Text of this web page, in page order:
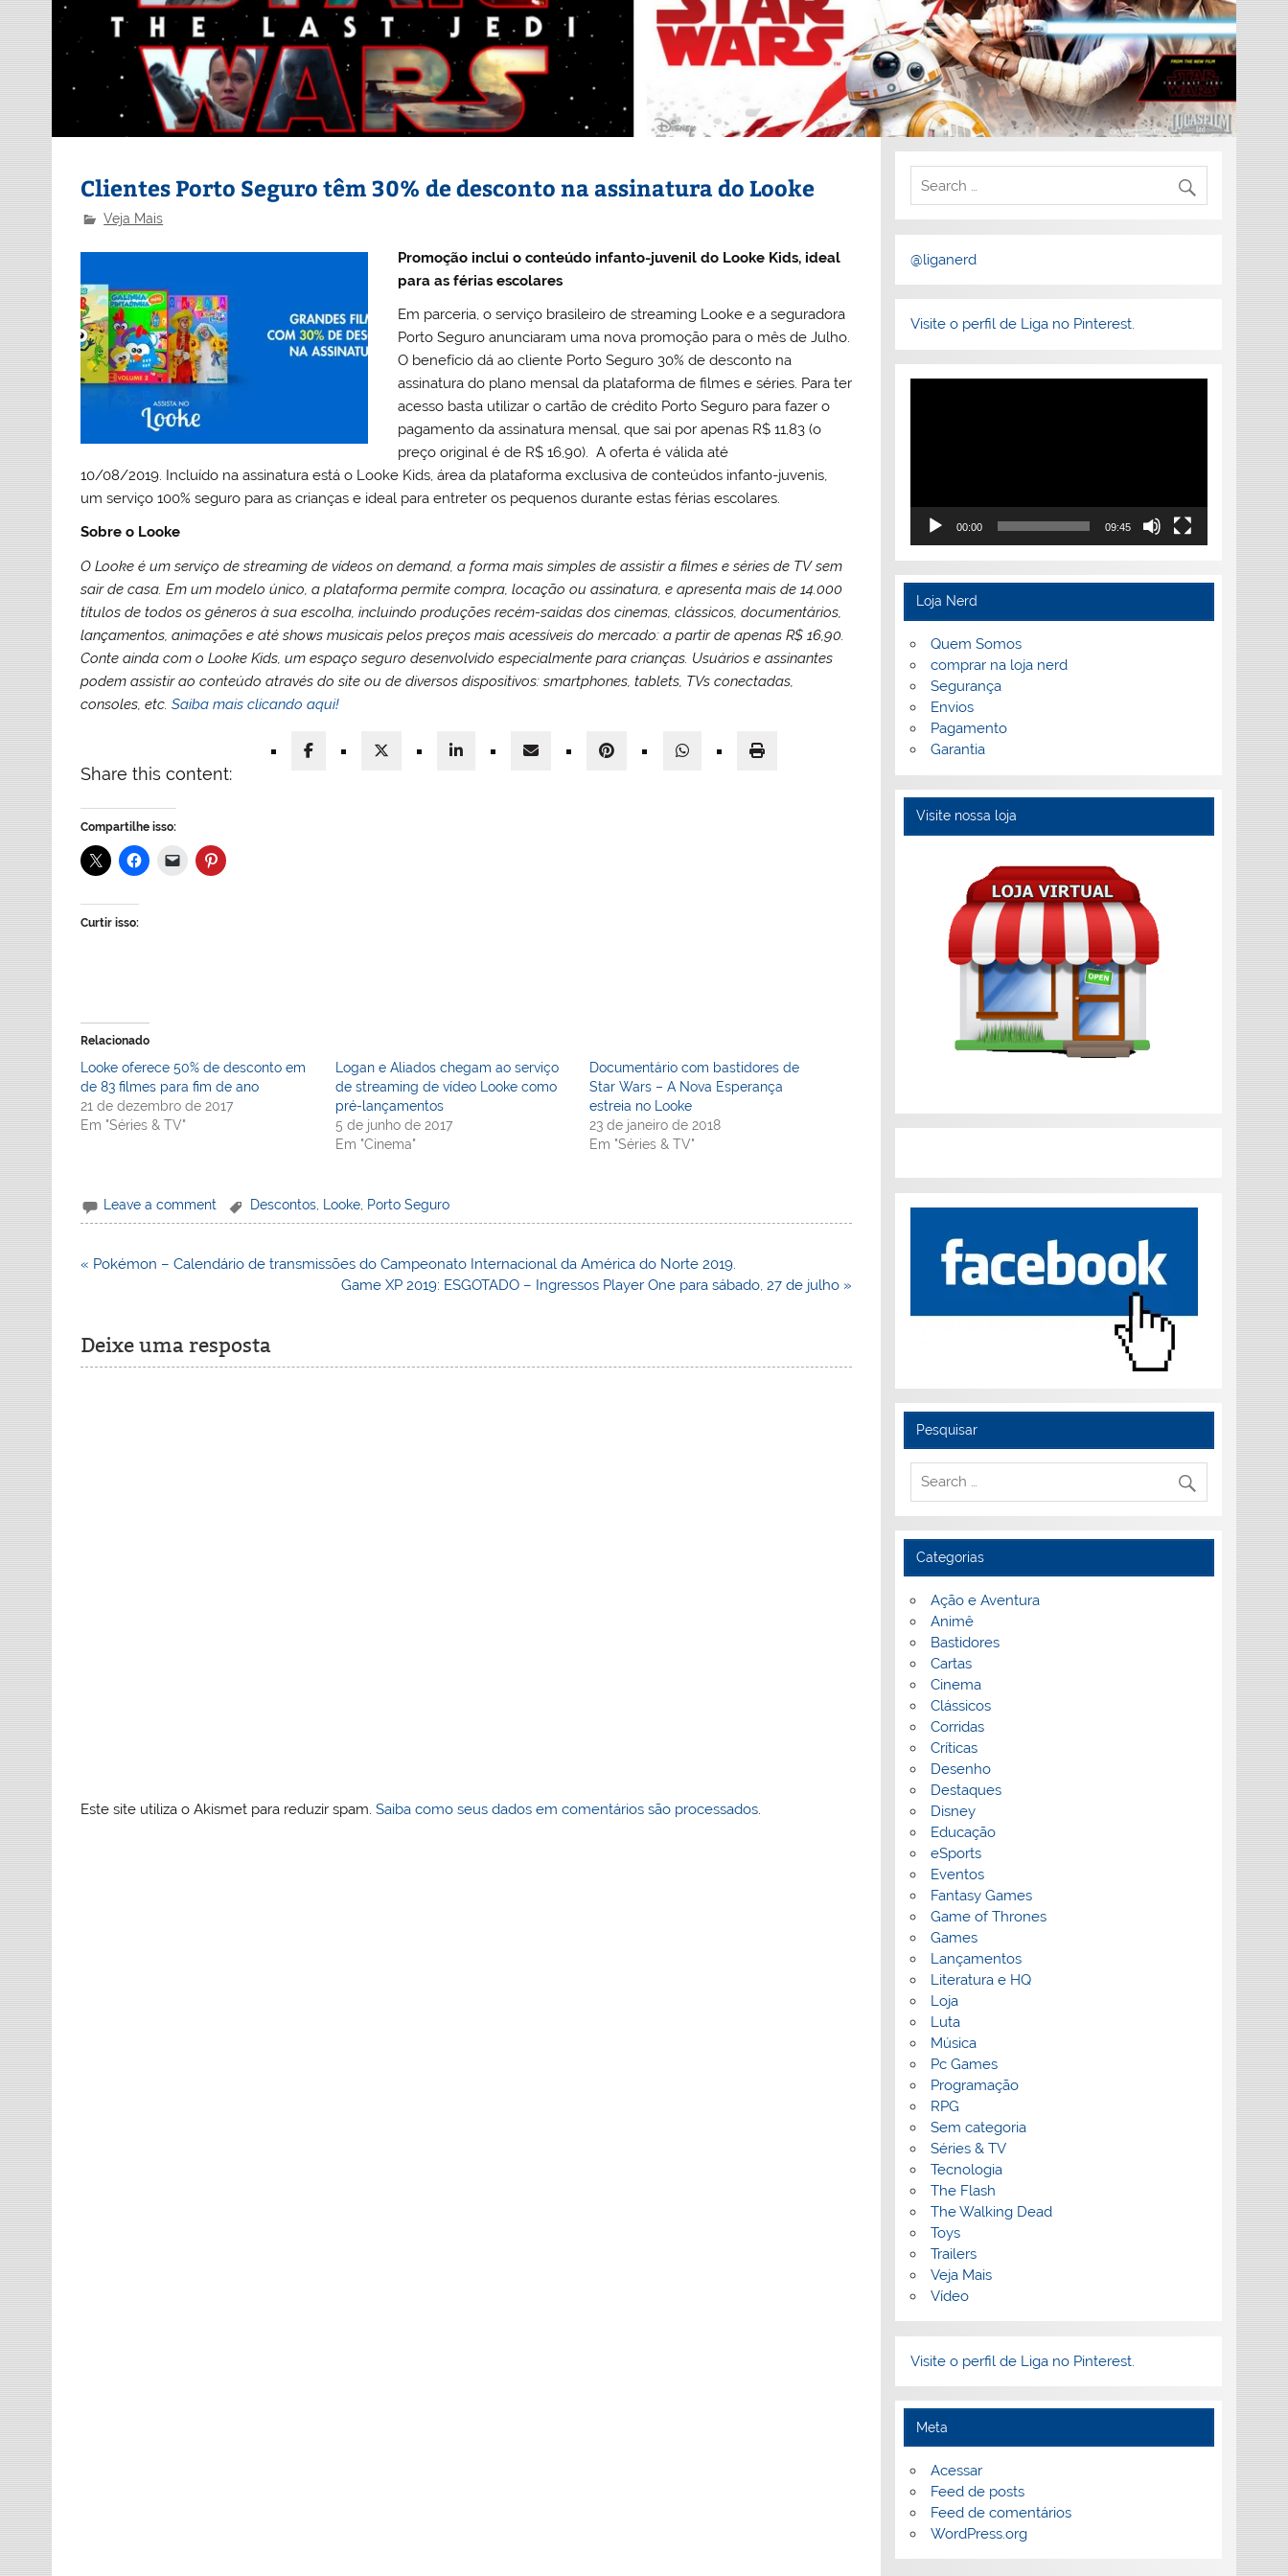
Clientes Porto Seguro têm 30% de desconto na assinatura do Looke
Veja Mais
Promoção inclui o conteúdo infanto-juvenil do Looke Kids, ideal
para as férias escolares
Em parceria, o serviço brasileiro de streaming Looke e a seguradora
Porto Seguro anunciaram uma nova promoção para o mês de Julho.
O benefício dá ao cliente Porto Seguro 30% de desconto na
assinatura do plano mensal da plataforma de filmes e séries. Para ter
acesso basta utilizar o cartão de crédito Porto Seguro para fazer o
pagamento da assinatura mensal, que sai por apenas R$ 11,83 (o
preço original é de R$ 16,90). A oferta é válida até
10/08/2019. Incluído na assinatura está o Looke Kids, área da plataforma exclusiva de conteúdos infanto-juvenis,
um serviço 100% seguro para as crianças e ideal para entreter os pequenos durante estas férias escolares.
Sobre o Looke
O Looke é um serviço de streaming de vídeos on demand, a forma mais simples de assistir a filmes e séries de TV sem
sair de casa. Em um modelo único, a plataforma permite compra, locação ou assinatura, e apresenta mais de 14.000
títulos de todos os gêneros à sua escolha, incluindo produções recém-saídas dos cinemas, clássicos, documentários,
lançamentos, animações e até shows musicais pelos preços mais acessíveis do mercado: a partir de apenas R$ 16,90.
Conte ainda com o Looke Kids, um espaço seguro desenvolvido especialmente para crianças. Usuários e assinantes
podem assistir ao conteúdo através do site ou de diversos dispositivos: smartphones, tablets, TVs conectadas,
consoles, etc.Saiba mais clicando aqui!
Share this content:
Compartilhe isso:
Curtir isso:
Relacionado
Looke oferece 50% de desconto em
de 83 filmes para fim de ano
21 de dezembro de 2017
Em "Séries & TV"
Logan e Aliados chegam ao serviço
de streaming de vídeo Looke como
pré-lançamentos
5 de junho de 2017
Em "Cinema"
Documentário com bastidores de
Star Wars – A Nova Esperança
estreia no Looke
23 de janeiro de 2018
Em "Séries & TV"
Leave a comment Descontos, Looke, Porto Seguro
Navegação
« Pokémon – Calendário de transmissões do Campeonato Internacional da América do Norte 2019.
Game XP 2019: ESGOTADO – Ingressos Player One para sábado, 27 de julho »
Deixe uma resposta
Este site utiliza o Akismet para reduzir spam.Saiba como seus dados em comentários são processados.
@liganerd
Visite o perfil de Liga no Pinterest.
Tocador
00:00 09:45
Loja Nerd
Quem Somos
comprar na loja nerd
Segurança
Envios
Pagamento
Garantia
Visite nossa loja
Pesquisar
Categorias
Ação e Aventura
Animê
Bastidores
Cartas
Cinema
Clássicos
Corridas
Críticas
Desenho
Destaques
Disney
Educação
eSports
Eventos
Fantasy Games
Game of Thrones
Games
Lançamentos
Literatura e HQ
Loja
Luta
Música
Pc Games
Programação
RPG
Sem categoria
Séries & TV
Tecnologia
The Flash
The Walking Dead
Toys
Trailers
Veja Mais
Vídeo
Visite o perfil de Liga no Pinterest.
Meta
Acessar
Feed de posts
Feed de comentários
WordPress.org